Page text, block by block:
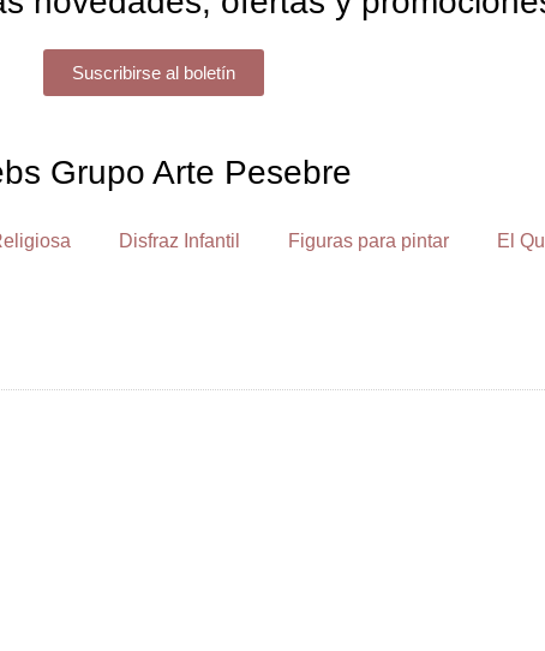
Suscribirse al boletín
Grupo Arte Pesebre
Disfraz Infantil Figuras para pintar El